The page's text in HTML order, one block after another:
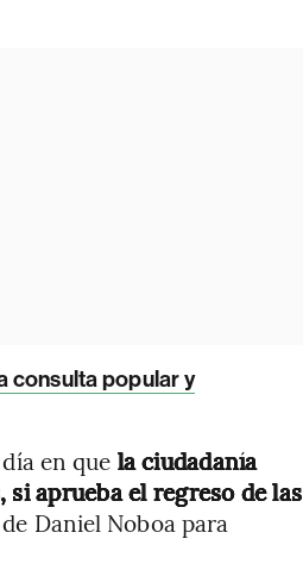
consulta popular y
en que la ciudadanía
aprueba el regreso de las
Daniel Noboa para